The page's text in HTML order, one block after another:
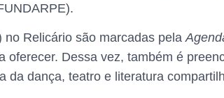
no Relicário são marcadas pela
oferecer. Dessa vez, também é
da dança, teatro e literatura